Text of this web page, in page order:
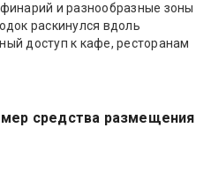
и разнообразные зоны
раскинулся вдоль
доступ к кафе, ресторанам
средства размещения